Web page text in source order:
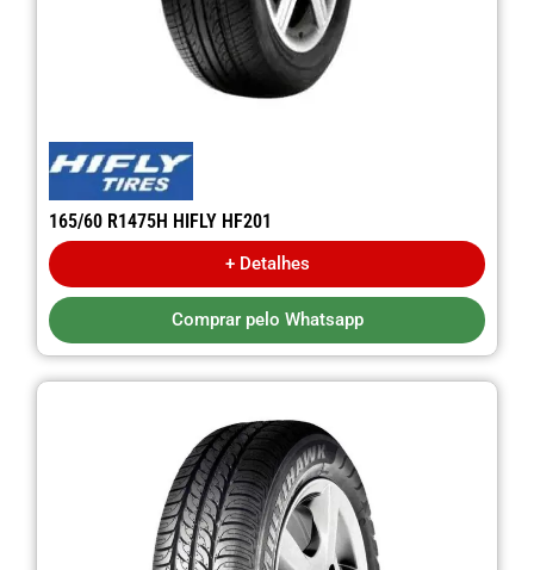
165/60 R1475H HIFLY HF201
+ Detalhes
Comprar pelo Whatsapp